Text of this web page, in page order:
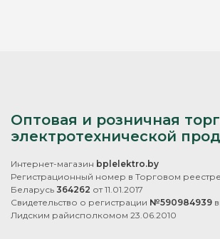
Оптовая и розничная
электротехнической
Интернет-магазин bplelektro.by
Регистрационный номер в Торговом
Беларусь 364262 от 11.01.2017
Свидетельство о регистрации №590984939
Лидским райисполкомом 23.06.2010